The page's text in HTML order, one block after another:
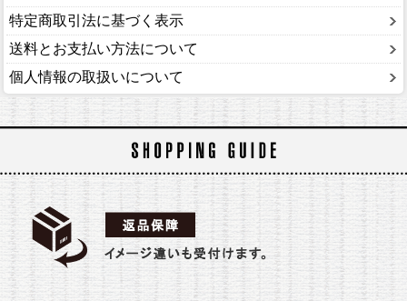
特定商取引法に基づく表示
送料とお支払い方法について
個人情報の取扱いについて